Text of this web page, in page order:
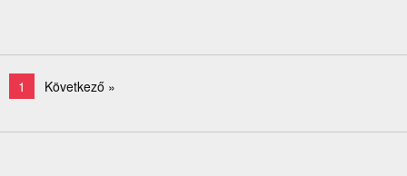
1 Következő »